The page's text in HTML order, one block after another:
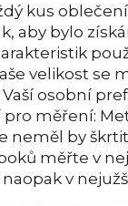
kus
aby bylo
velikost se
osobní
měření:
neměl by
měřte v
v